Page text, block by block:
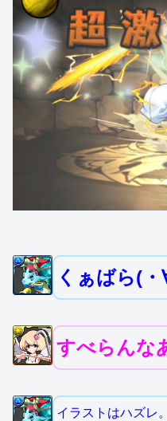
くぁばら(・
すべらんな
イラストはハズレ。